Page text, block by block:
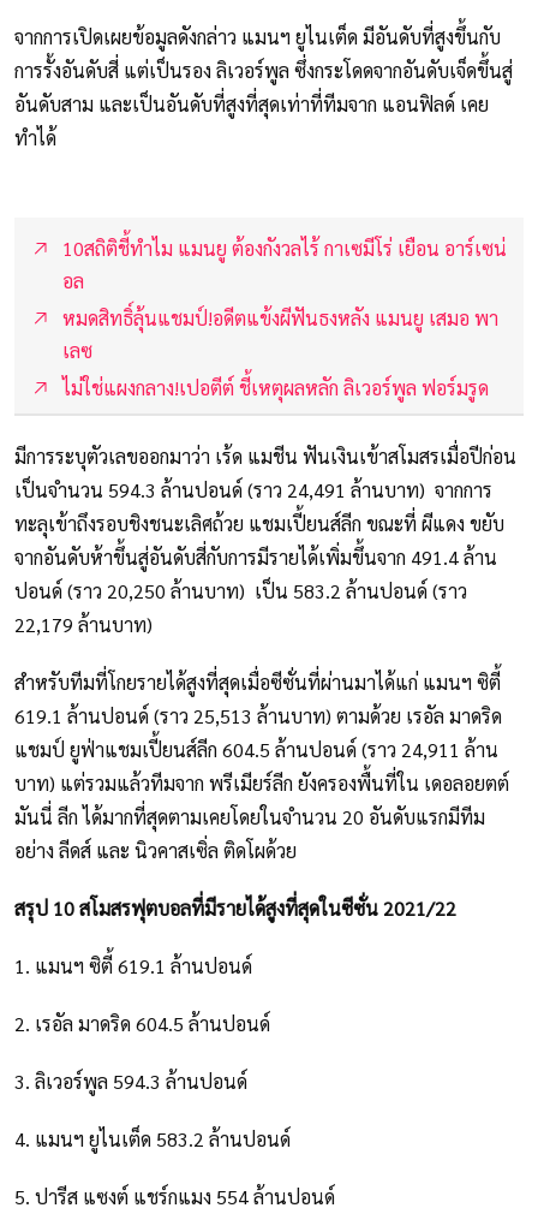
จากการเปิดเผยข้อมูลดังกล่าว แมนฯ ยูไนเต็ด มีอันดับที่สูงขึ้นกับ
การรั้งอันดับสี่ แต่เป็นรอง ลิเวอร์พูล ซึ่งกระโดดจากอันดับเจ็ดขึ้นสู่
อันดับสาม และเป็นอันดับที่สูงที่สุดเท่าที่ทีมจาก แอนฟิลด์ เคย
ทำได้
10สถิติชี้ทำไม แมนยู ต้องกังวลไร้ กาเซมีโร่ เยือน อาร์เซน่
อล
หมดสิทธิ์ลุ้นแชมป์!อดีตแข้งผีฟันธงหลัง แมนยู เสมอ พา
เลซ
ไม่ใช่แผงกลาง!เปอตีต์ ชี้เหตุผลหลัก ลิเวอร์พูล ฟอร์มรูด
มีการระบุตัวเลขออกมาว่า เร้ด แมชีน ฟันเงินเข้าสโมสรเมื่อปีก่อน
เป็นจำนวน 594.3 ล้านปอนด์ (ราว 24,491 ล้านบาท) จากการ
ทะลุเข้าถึงรอบชิงชนะเลิศถ้วย แชมเปี้ยนส์ลีก ขณะที่ ผีแดง ขยับ
จากอันดับห้าขึ้นสู่อันดับสี่กับการมีรายได้เพิ่มขึ้นจาก 491.4 ล้าน
ปอนด์ (ราว 20,250 ล้านบาท) เป็น 583.2 ล้านปอนด์ (ราว
22,179 ล้านบาท)
สำหรับทีมที่โกยรายได้สูงที่สุดเมื่อซีซั่นที่ผ่านมาได้แก่ แมนฯ ซิตี้
619.1 ล้านปอนด์ (ราว 25,513 ล้านบาท) ตามด้วย เรอัล มาดริด
แชมป์ ยูฟ่าแชมเปี้ยนส์ลีก 604.5 ล้านปอนด์ (ราว 24,911 ล้าน
บาท) แต่รวมแล้วทีมจาก พรีเมียร์ลีก ยังครองพื้นที่ใน เดอลอยตต์
มันนี่ ลีก ได้มากที่สุดตามเคยโดยในจำนวน 20 อันดับแรกมีทีม
อย่าง ลีดส์ และ นิวคาสเซิ่ล ติดโผด้วย
สรุป 10 สโมสรฟุตบอลที่มีรายได้สูงที่สุดในซีซั่น 2021/22
1. แมนฯ ซิตี้ 619.1 ล้านปอนด์
2. เรอัล มาดริด 604.5 ล้านปอนด์
3. ลิเวอร์พูล 594.3 ล้านปอนด์
4. แมนฯ ยูไนเต็ด 583.2 ล้านปอนด์
5. ปารีส แซงต์ แชร์กแมง 554 ล้านปอนด์